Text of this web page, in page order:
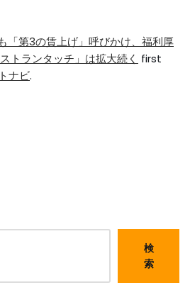
「第3の賃上げ」呼びかけ、福利厚
トランタッチ」は拡大続く first
ナビ.
検
索